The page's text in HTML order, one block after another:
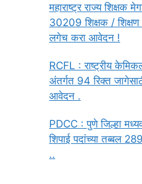
महाराष्ट्र राज्य शिक्षक
30209 शिक्षक / शिक्षण
लगेच करा आवेदन !
RCFL : राष्ट्रीय
अंतर्गत 94 रिक्त
आवेदन .
PDCC : पुणे जिल्हा
शिपाई पदांच्या तब्बल
..